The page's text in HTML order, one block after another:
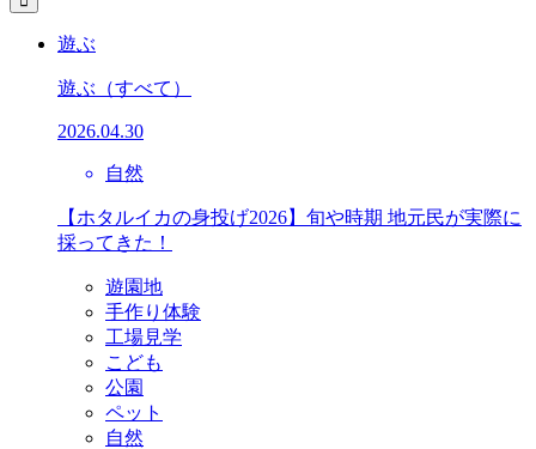
遊ぶ
遊ぶ （すべて）
2026.04.30
自然
【ホタルイカの身投げ2026】旬や時期 地元民が実際に
採ってきた！
遊園地
手作り体験
工場見学
こども
公園
ペット
自然